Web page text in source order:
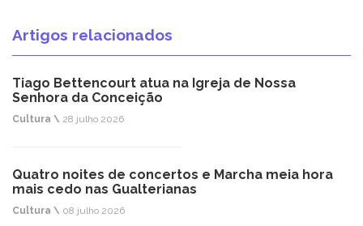
Artigos relacionados
Tiago Bettencourt atua na Igreja de Nossa
Senhora da Conceição
Cultura \ 28 julho 2026
Quatro noites de concertos e Marcha meia hora
mais cedo nas Gualterianas
Cultura \ 08 julho 2026